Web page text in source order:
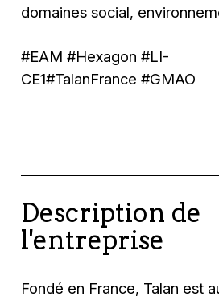
domaines social,
#EAM #Hexagon #LI-
CE1#TalanFrance #GMAO
Description de
l'entreprise
Fondé en France, Talan est